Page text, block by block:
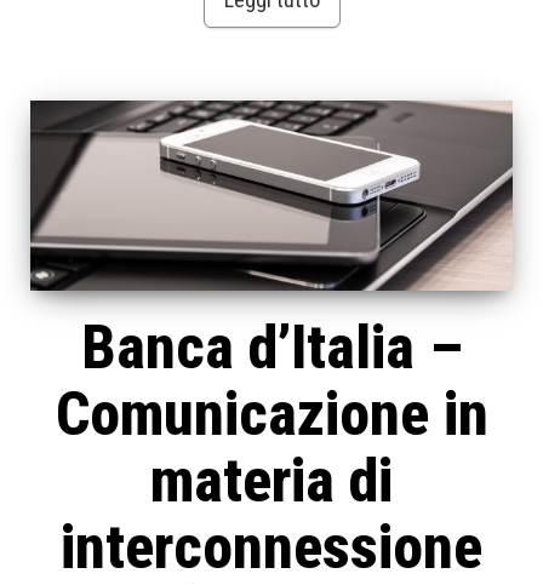
Banca d’Italia –
Comunicazione in
materia di
interconnessione